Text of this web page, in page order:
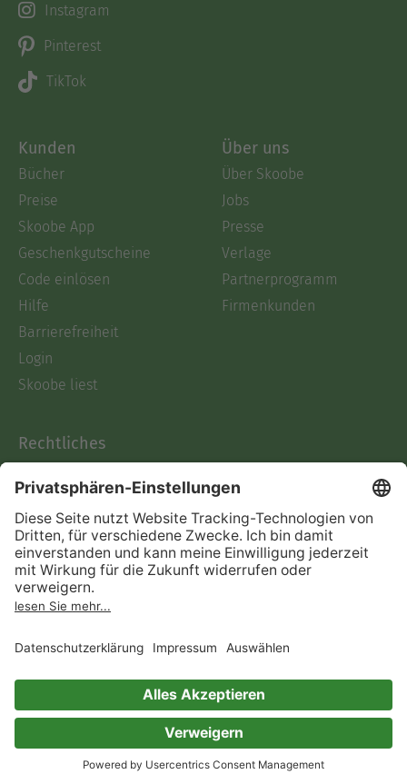
Instagram
Pinterest
TikTok
Kunden
Bücher
Preise
Skoobe App
Geschenkgutscheine
Code einlösen
Hilfe
Barrierefreiheit
Login
Skoobe liest
Über uns
Über Skoobe
Jobs
Presse
Verlage
Partnerprogramm
Firmenkunden
Rechtliches
AGB
Informationen nach Data
Act
Verträge hier kündigen
Impressum
Immer ein gutes Buch